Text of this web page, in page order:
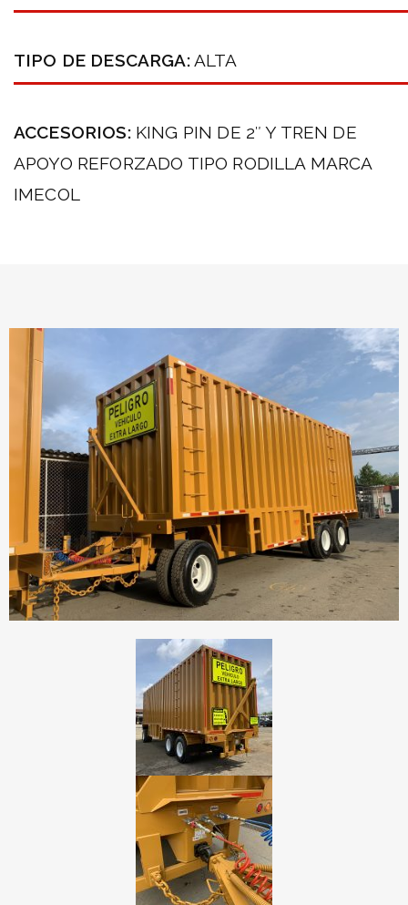
TIPO DE DESCARGA:ALTA
ACCESORIOS:KING PIN DE 2″ Y TREN DE
APOYO REFORZADO TIPO RODILLA MARCA
IMECOL